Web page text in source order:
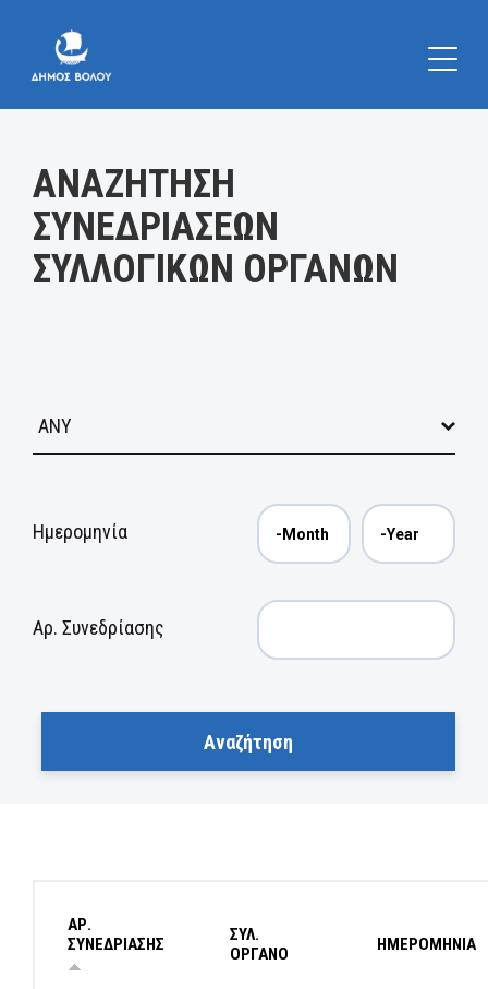
ΑΝΑΖΗΤΗΣΗ
ΣΥΝΕΔΡΙΑΣΕΩΝ
ΣΥΛΛΟΓΙΚΩΝ ΟΡΓΑΝΩΝ
Ημερομηνία
Αρ. Συνεδρίασης
ΑΡ.
ΣΥΝΕΔΡΙΑΣΗΣ
ΣΥΛ.
ΟΡΓΑΝΟ
ΗΜΕΡΟΜΗΝΙΑ